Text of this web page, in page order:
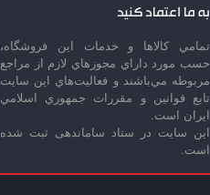
به ما اعتماد کنید
تمامي كالاها و خدمات اين فروشگاه،
حسب مورد داراي مجوزهاي لازم از مراجع
مربوطه مي‌باشند و فعاليت‌هاي اين سايت
تابع قوانين و مقررات جمهوري اسلامي
ايران است.
این سایت در ستاد ساماندهی ثبت شده
است.